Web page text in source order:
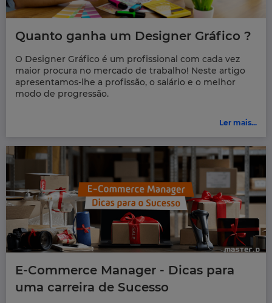
Quanto ganha um Designer Gráfico ?
O Designer Gráfico é um profissional com cada vez
maior procura no mercado de trabalho! Neste artigo
apresentamos-lhe a profissão, o salário e o melhor
modo de progressão.
Ler mais...
E-Commerce Manager - Dicas para
uma carreira de Sucesso